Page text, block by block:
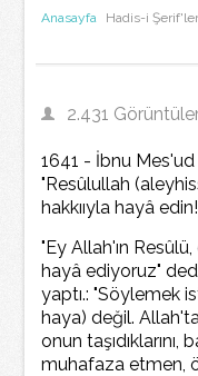
Anasayfa Hadis-i Şerif'ler
2.431
1641 - İbnu Mes'ud
"Resûlullah
hakkııyla hayâ
"Ey Allah'ın
hayâ ediyoruz"
yaptı.: "Söylemek
haya) değil.
onun
muhafaza etmen,